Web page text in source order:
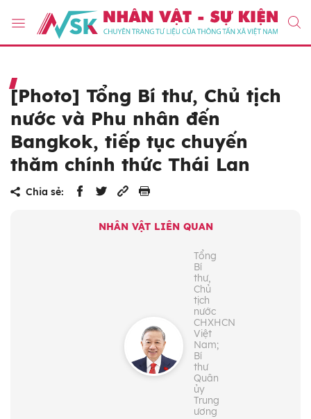
[Photo] Tổng Bí thư, Chủ tịch
nước và Phu nhân đến
Bangkok, tiếp tục chuyến
thăm chính thức Thái Lan
Chia sẻ:
NHÂN VẬT LIÊN QUAN
Tổng
Bí
thư,
Chủ
tịch
nước
CHXHCN
Việt
Nam;
Bí
thư
Quân
ủy
Trung
ương